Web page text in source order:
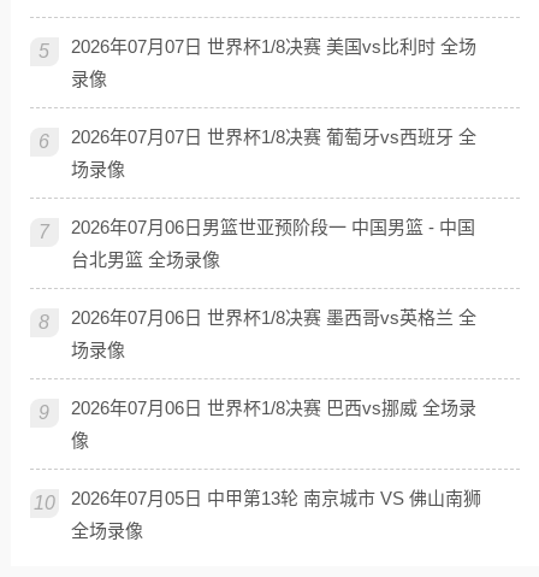
5
2026年07月07日 世界杯1/8决赛 美国vs比利时 全场
录像
6
2026年07月07日 世界杯1/8决赛 葡萄牙vs西班牙 全
场录像
7
2026年07月06日男篮世亚预阶段一 中国男篮 - 中国
台北男篮 全场录像
8
2026年07月06日 世界杯1/8决赛 墨西哥vs英格兰 全
场录像
9
2026年07月06日 世界杯1/8决赛 巴西vs挪威 全场录
像
10
2026年07月05日 中甲第13轮 南京城市 VS 佛山南狮
全场录像